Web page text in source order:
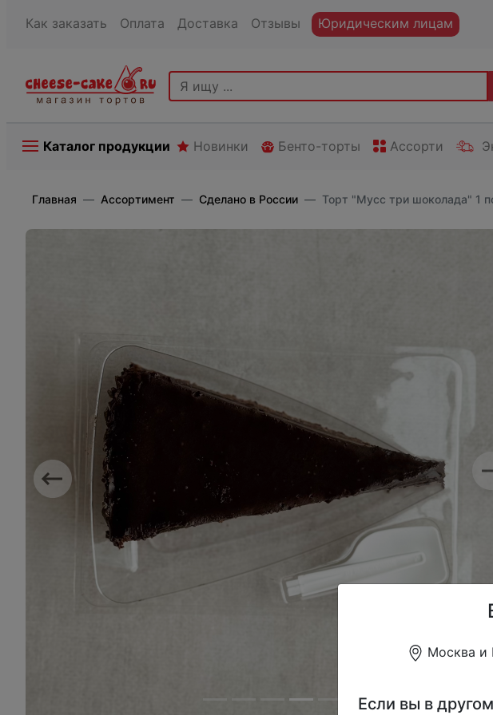
Как заказать Оплата Доставка Отзывы Юридическим лицам
Каталог продукции Новинки Бенто-торты Ассорти
Москва
Если вы в
Главная Ассортимент Сделано в России Торт "Мусс три шоколада" 1
Previous